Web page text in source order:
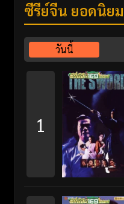
ซีรี่ย์จีน ยอดนิยม
วันนี้
1